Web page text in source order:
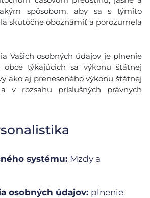
spôsobom, aby sa s týmito
skutočne oboznámiť a porozumela
Vašich osobných údajov je plnenie
týkajúcich sa výkonu štátnej
ako aj preneseného výkonu štátnej
v rozsahu príslušných právnych
systému: Mzdy a
osobných údajov: plnenie